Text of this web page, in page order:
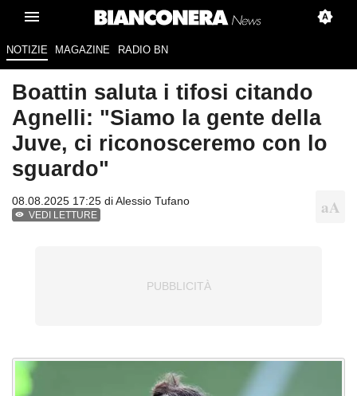
NOTIZIE MAGAZINE RADIO BN
Boattin saluta i tifosi citando
Agnelli: "Siamo la gente della
Juve, ci riconosceremo con lo
sguardo"
08.08.2025 17:25 diAlessio Tufano
VEDI LETTURE